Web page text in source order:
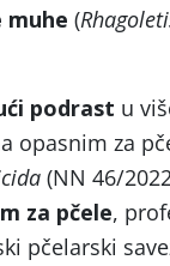
muhe (
podrast u
opasnim za
(NN 46/
za pčele,
pčelarski